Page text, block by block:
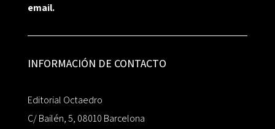
email.
INFORMACIÓN DE CONTACTO
Editorial Octaedro
C/ Bailén, 5, 08010 Barcelona